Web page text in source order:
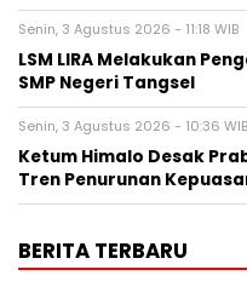
Senin, 3 Agustus 2026 - 11:18 WIB
LSM LIRA Melakukan
SMP Negeri Tangsel
Senin, 3 Agustus 2026 - 10:36 WIB
Ketum Himalo Desak
Tren Penurunan
BERITA TERBARU